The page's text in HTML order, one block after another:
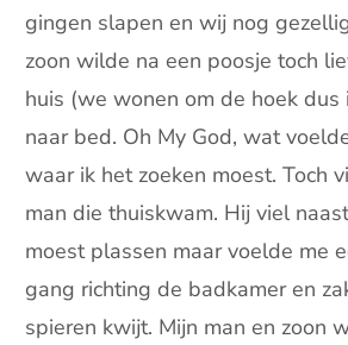
gingen slapen en wij nog
zoon wilde na een poosje toch
huis (we wonen om de hoek
naar bed. Oh My God, wat
waar ik het zoeken moest. Toch
man die thuiskwam. Hij viel
moest plassen maar voelde me
gang richting de badkamer en
spieren kwijt. Mijn man en zoon